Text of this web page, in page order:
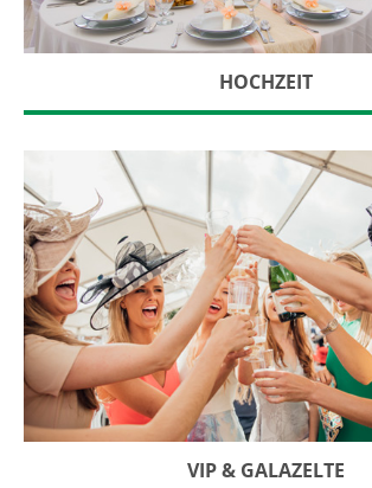
HOCHZEIT
VIP & GALAZELTE